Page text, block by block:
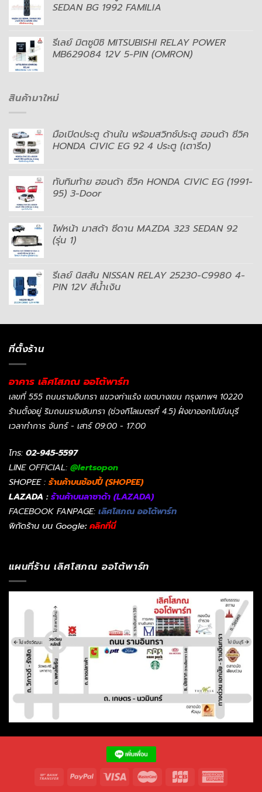
SEDAN BG 1992 FAMILIA
รีเลย์ มิตซูบิชิ MITSUBISHI RELAY POWER
MB629084 12V 5-PIN (OMRON)
สินค้ามาใหม่
มือเปิดประตู ด้านใน พร้อมสวิทช์ประตู ฮอนด้า ซีวิค
HONDA CIVIC EG 92 4 ประตู (เตารีด)
ทับทิมท้าย ฮอนด้า ซีวิค HONDA CIVIC EG (1991-
95) 3-Door
ไฟหน้า มาสด้า ซีดาน MAZDA 323 SEDAN 92
(รุ่น 1)
รีเลย์ นิสสัน NISSAN RELAY 25230-C9980 4-
PIN 12V สีน้ำเงิน
ที่ตั้งร้าน
อาคาร เลิศโสภณ ออโต้พาร์ท
เลขที่ 555 ถนนรามอินทรา แขวงท่าแร้ง เขตบางเขน กรุงเทพฯ 10220
ร้านตั้งอยู่ ริมถนนรามอินทรา (ช่วงกิโลเมตรที่ 4.5) ฝั่งขาออกไปมีนบุรี
เวลาทำการ จันทร์ - เสาร์ 09:00 - 17:00
โทร: 02-945-5597
LINE OFFICIAL: @lertsopon
SHOPEE : ร้านค้าบนช้อปปี้ (SHOPEE)
LAZADA :ร้านค้าบนลาซาด้า (LAZADA)
FACEBOOK FANPAGE: เลิศโสภณ ออโต้พาร์ท
พิกัดร้าน บน Google: คลิกที่นี่
แผนที่ร้าน เลิศโสภณ ออโต้พาร์ท